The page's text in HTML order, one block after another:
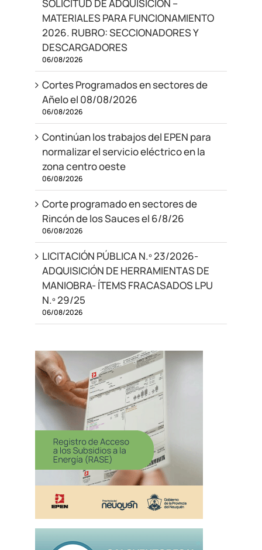
SOLICITUD DE ADQUISICIÓN –
MATERIALES PARA FUNCIONAMIENTO
2026. RUBRO: SECCIONADORES Y
DESCARGADORES
06/08/2026
Cortes Programados en sectores de
Añelo el 08/08/2026
06/08/2026
Continúan los trabajos del EPEN para
normalizar el servicio eléctrico en la
zona centro oeste
06/08/2026
Corte programado en sectores de
Rincón de los Sauces el 6/8/26
06/08/2026
LICITACIÓN PÚBLICA N.º 23/2026-
ADQUISICIÓN DE HERRAMIENTAS DE
MANIOBRA- ÍTEMS FRACASADOS LPU
N.º 29/25
06/08/2026